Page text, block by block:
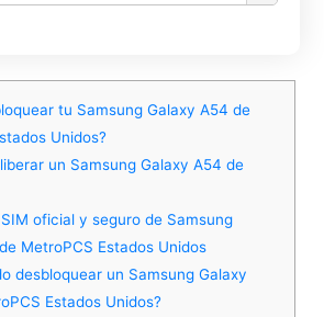
tu Samsung Galaxy A54 de
Unidos?
un Samsung Galaxy A54 de
oficial y seguro de Samsung
MetroPCS Estados Unidos
desbloquear un Samsung Galaxy
Estados Unidos?